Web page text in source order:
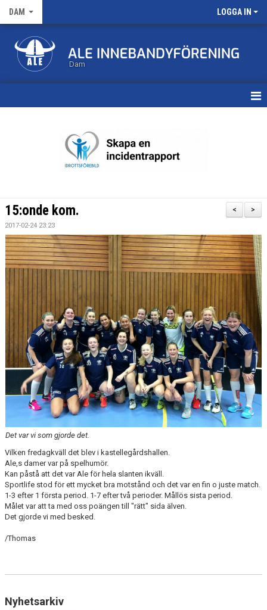
DAM LOGGA IN
Dam
NYHETSARKIV
>
<
15:onde kom.
2017-02-24 23:23
Det var vi som gjorde det.
Vilken fredagkväll det blev i kastellegårdshallen.
Ale,s damer var på spelhumör.
Kan påstå att det var Ale för hela slanten ikväll.
Sportlife stod för ett mycket bra motstånd och det var en fin o juste match.
1-3 efter 1 första period. 1-7 efter två perioder. Mållös sista period.
Målet var att ta med oss poängen till "rätt" sida älven.
Det gjorde vi med besked.
/Thomas
Nyhetsarkiv